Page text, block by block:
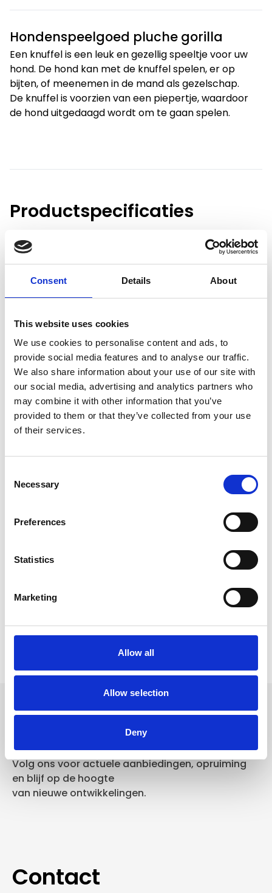
Consent Details About
This website uses cookies
We use cookies to personalise content and ads, to
provide social media features and to analyse our traffic.
We also share information about your use of our site with
our social media, advertising and analytics partners who
may combine it with other information that you’ve
provided to them or that they’ve collected from your use
of their services.
Selection
Necessary
Preferences
Statistics
Marketing
Allow all
Allow selection
Deny
Hondenspeelgoed pluche gorilla
Een knuffel is een leuk en gezellig speeltje voor uw
hond. De hond kan met de knuffel spelen, er op
bijten, of meenemen in de mand als gezelschap.
De knuffel is voorzien van een piepertje, waardoor
de hond uitgedaagd wordt om te gaan spelen.
Productspecificaties
Gewicht
Voorraad
EAN
9506761252746
Merk:KLD
38 cm
€6,99
Voor 15.00 uur besteld dezelfde werkdag
Verzending €7,95 België
In winkelwagen
Volg ons voor actuele aanbiedingen, opruiming
en blijf op de hoogte
van nieuwe ontwikkelingen.
Contact